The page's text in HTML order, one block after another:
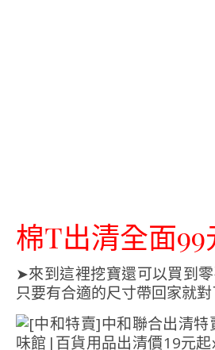
棉T出清全面99
➤來到這裡挖寶還可以買到
只要有合適的尺寸帶回家就